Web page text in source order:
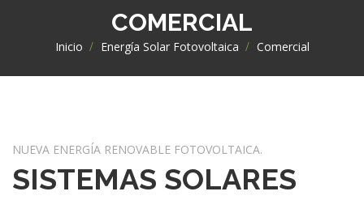
COMERCIAL
Inicio Energía Solar Fotovoltaica >Comercial
NUEVA ENERGÍA RENOVABLE FOTOVOLTAICA.
SISTEMAS SOLARES